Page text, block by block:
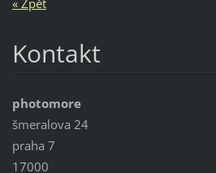
Kontakt
photomore
šmeralova 24
praha 7
17000